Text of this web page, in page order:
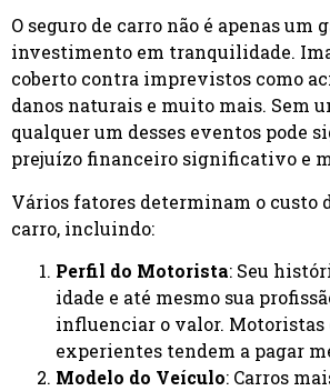
O seguro de carro não é apenas um
investimento em tranquilidade.
coberto contra imprevistos como
danos naturais e muito mais. Sem
qualquer um desses eventos pode
prejuízo financeiro significativo e
Vários fatores determinam o custo
carro, incluindo:
Perfil do Motorista: Seu
idade e até mesmo sua
influenciar o valor. Motoristas
experientes tendem a pagar
Modelo do Veículo: Carros